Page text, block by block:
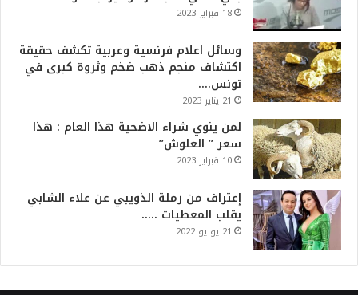
18 فبراير 2023
وسائل اعلام فرنسية وعربية تكشف حقيقة
اكتشاف منجم ذهب ضخم وثروة كبرى في
تونس….
21 يناير 2023
لمن ينوي شراء الاضحية هذا العام : هذا
سعر ” العلوش”
10 فبراير 2023
إعتراف من رملة الذويبي عن علاء الشابي
يقلب المعطيات …..
21 يوليو 2022